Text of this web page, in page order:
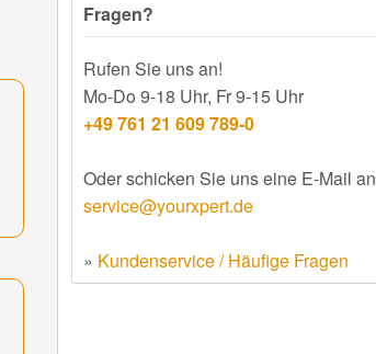
Fragen?
Rufen Sie uns an!
Mo-Do 9-18 Uhr, Fr 9-15 Uhr
+49 761 21 609 789-0
Oder schicken Sie uns eine E-Mail an
service@yourxpert.de
» Kundenservice / Häufige Fragen